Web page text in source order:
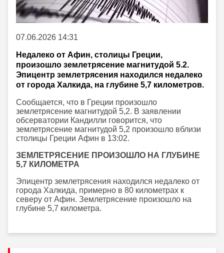
07.06.2026 14:31
Недалеко от Афин, столицы Греции,
произошло землетрясение магнитудой 5.2.
Эпицентр землетрясения находился недалеко
от города Халкида, на глубине 5,7 километров.
Сообщается, что в Греции произошло
землетрясение магнитудой 5,2. В заявлении
обсерватории Кандилли говорится, что
землетрясение магнитудой 5,2 произошло вблизи
столицы Греции Афин в 13:02.
ЗЕМЛЕТРЯСЕНИЕ ПРОИЗОШЛО НА ГЛУБИНЕ
5,7 КИЛОМЕТРА
Эпицентр землетрясения находился недалеко от
города Халкида, примерно в 80 километрах к
северу от Афин. Землетрясение произошло на
глубине 5,7 километра.